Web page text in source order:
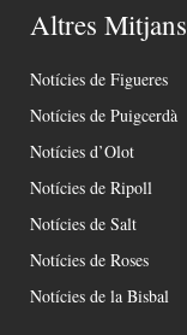
Altres Mitjans
Notícies de Figueres
Notícies de Puigcerdà
Notícies d’Olot
Notícies de Ripoll
Notícies de Salt
Notícies de Roses
Notícies de la Bisbal